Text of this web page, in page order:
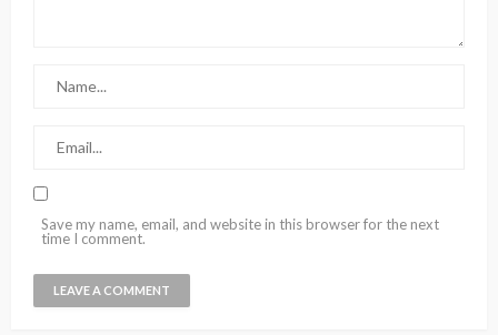
Save my name, email, and website in this browser for the next
time I comment.